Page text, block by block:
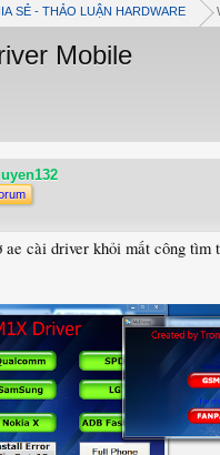
SẺ - THẢO LUẬN HARDWARE
Mobile
ae cài driver khỏi mất công tìm